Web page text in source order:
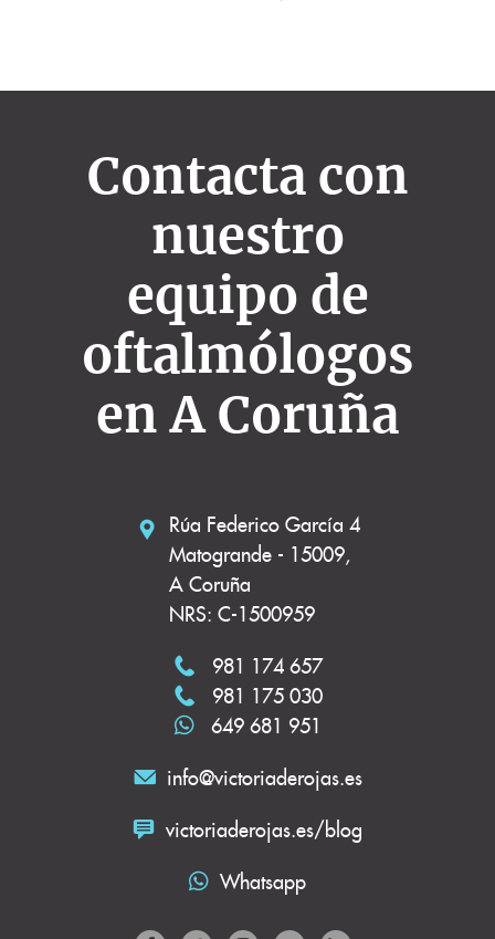
Contacta con
nuestro
equipo de
oftalmólogos
en A Coruña
Rúa Federico García 4
Matogrande - 15009,
A Coruña
NRS: C-1500959
981 174 657
981 175 030
649 681 951
info@victoriaderojas.es
victoriaderojas.es/blog
Whatsapp